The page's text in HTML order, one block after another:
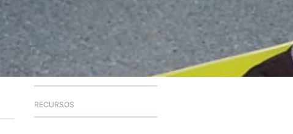
ARTÍCULOS
PROGRAMACIÓN
PROYECTOS
RECURSOS